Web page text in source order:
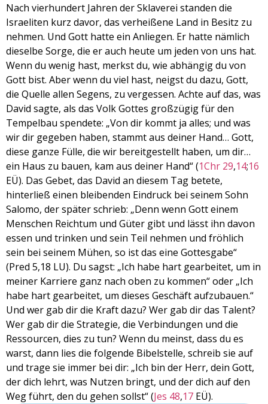
Apple Podcasts Spotify
RSS FEED
TEILEN
LINK
EMBED
Nach vierhundert Jahren der Sklaverei standen die
Israeliten kurz davor, das verheißene Land in Besitz zu
nehmen. Und Gott hatte ein Anliegen. Er hatte nämlich
dieselbe Sorge, die er auch heute um jeden von uns hat.
Wenn du wenig hast, merkst du, wie abhängig du von
Gott bist. Aber wenn du viel hast, neigst du dazu, Gott,
die Quelle allen Segens, zu vergessen. Achte auf das, was
David sagte, als das Volk Gottes großzügig für den
Tempelbau spendete: „Von dir kommt ja alles; und was
wir dir gegeben haben, stammt aus deiner Hand… Gott,
diese ganze Fülle, die wir bereitgestellt haben, um dir…
ein Haus zu bauen, kam aus deiner Hand“ (1Chr 29,14;16
EÜ). Das Gebet, das David an diesem Tag betete,
hinterließ einen bleibenden Eindruck bei seinem Sohn
Salomo, der später schrieb: „Denn wenn Gott einem
Menschen Reichtum und Güter gibt und lässt ihn davon
essen und trinken und sein Teil nehmen und fröhlich
sein bei seinem Mühen, so ist das eine Gottesgabe“
(Pred 5,18 LU). Du sagst: „Ich habe hart gearbeitet, um in
meiner Karriere ganz nach oben zu kommen“ oder „Ich
habe hart gearbeitet, um dieses Geschäft aufzubauen.“
Und wer gab dir die Kraft dazu? Wer gab dir das Talent?
Wer gab dir die Strategie, die Verbindungen und die
Ressourcen, dies zu tun? Wenn du meinst, dass du es
warst, dann lies die folgende Bibelstelle, schreib sie auf
und trage sie immer bei dir: „Ich bin der Herr, dein Gott,
der dich lehrt, was Nutzen bringt, und der dich auf den
Weg führt, den du gehen sollst“ (Jes 48,17 EÜ).